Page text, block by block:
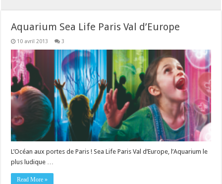
Aquarium Sea Life Paris Val d’Europe
10 avril 2013 3
L’Océan aux portes de Paris ! Sea Life Paris Val d’Europe, l’Aquarium le
plus ludique …
Read More »